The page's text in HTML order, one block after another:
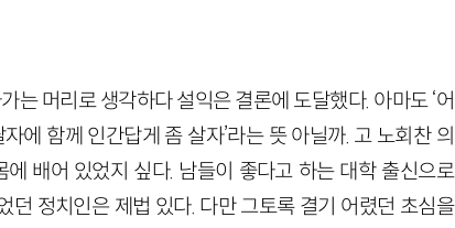
는 머리로 생각하다 설익은 결론에 도달했다. 아마도 ‘어
에 함께 인간답게 좀 살자’라는 뜻 아닐까. 고 노회찬 의
배어 있었지 싶다. 남들이 좋다고 하는 대학 출신으로
던 정치인은 제법 있다. 다만 그토록 결기 어렸던 초심을